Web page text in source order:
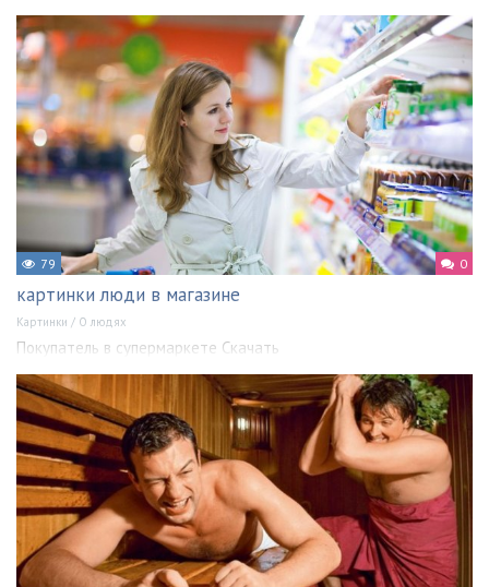
79 0
картинки люди в магазине
Картинки / О людях
Покупатель в супермаркете Скачать